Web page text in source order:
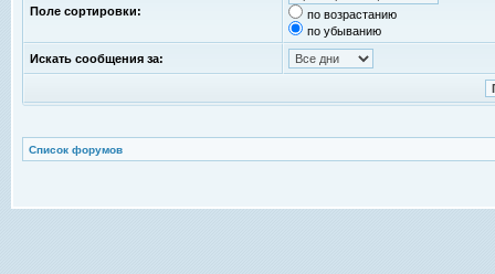
Поле сортировки:
по возрастанию
по убыванию
Искать сообщения за:
Список форумов